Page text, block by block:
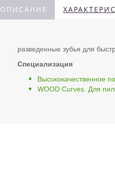
ОПИСАНИЕ
разведенные зубья для
Специализация
Высококачественное
WOOD Curves. Для